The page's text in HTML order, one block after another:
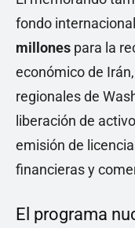
fondo
millones para la
económico de
regionales de
liberación de
emisión de
financieras y
El programa